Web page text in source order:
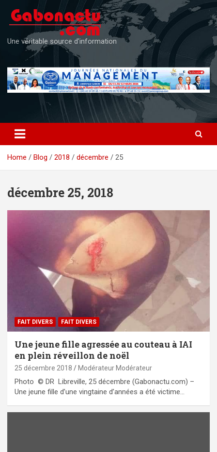
content
Une véritable source d'information
Home Blog 2018 décembre 25
décembre 25, 2018
FAIT DIVERS FAIT DIVERS
Une jeune fille agressée au couteau à IAI
en plein réveillon de noël
25 décembre 2018 Modérateur Modérateur
Photo © DR Libreville, 25 décembre (Gabonactu.com) –
Une jeune fille d’une vingtaine d’années a été victime…